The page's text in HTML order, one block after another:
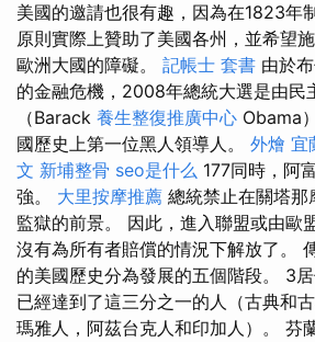
美國的邀請也很有趣，因為在1823年
原則實際上贊助了美國各州，並希望
歐洲大國的障礙。 記帳士 套書 由於
的金融危機，2008年總統大選是由民
（Barack 養生整復推廣中心 Obama
國歷史上第一位黑人領導人。 外燴 宜
文 新埔整骨 seo是什么 177同時，阿
強。 大里按摩推薦 總統禁止在關塔那
監獄的前景。 因此，進入聯盟或由歐
沒有為所有者賠償的情況下解放了。
的美國歷史分為發展的五個階段。 3
已經達到了這三分之一的人（古典和
瑪雅人，阿茲台克人和印加人）。 芬